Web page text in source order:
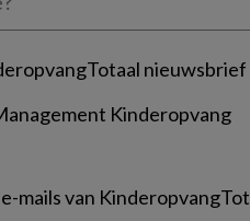
nieuwsbrief
Kinderopvang
mails van